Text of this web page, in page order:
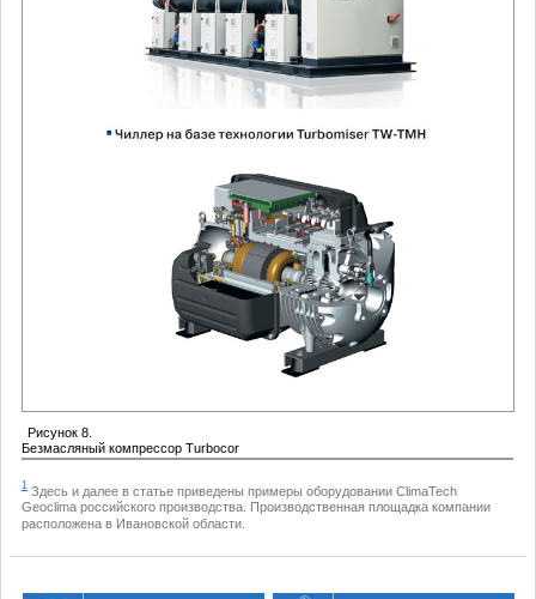
Рисунок 8.
Безмасляный компрессор Turbocor
1 Здесь и далее в статье приведены примеры оборудовании ClimaTech
Geoclima российского производства. Производственная площадка компании
расположена в Ивановской области.